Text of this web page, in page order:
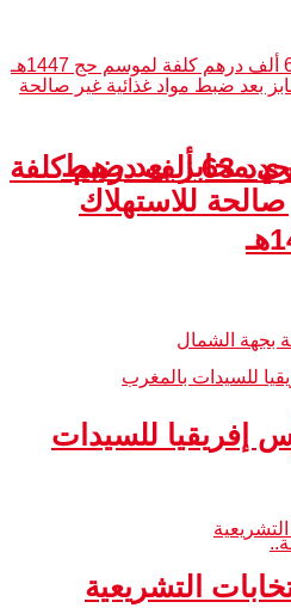
وزارة الأوقاف تحدد 63 ألف درهم كلفة
مسيري مخابز بعد ضبط
صالحة للاستهلاك
إفريقيا للسيدات
التشريعية